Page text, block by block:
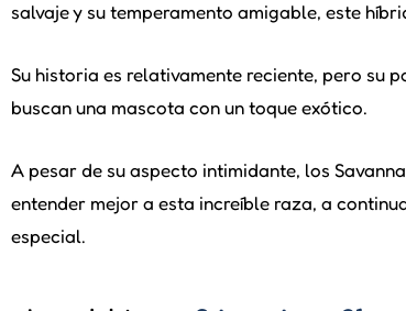
salvaje y su temperamento amigable, este
Su historia es relativamente reciente, pero su
buscan una mascota con un toque exótico.
A pesar de su aspecto intimidante, los
entender mejor a esta increíble raza, a
especial.